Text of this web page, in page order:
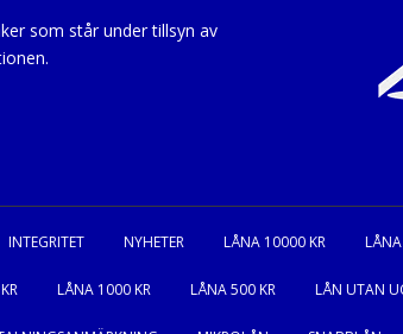
som står under tillsyn av
INTEGRITET NYHETER LÅNA 10000 KR
LÅNA 1000 KR LÅNA 500 KR LÅN UTAN